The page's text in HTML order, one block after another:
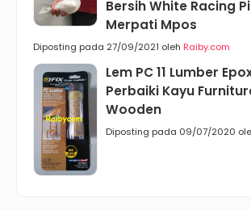
Bersih White Racing
Merpati Mpos
Diposting pada 27/09/2021 oleh Raiby.com
Lem PC 11 Lumber
Perbaiki Kayu
Wooden
Diposting pada 09/07/2020